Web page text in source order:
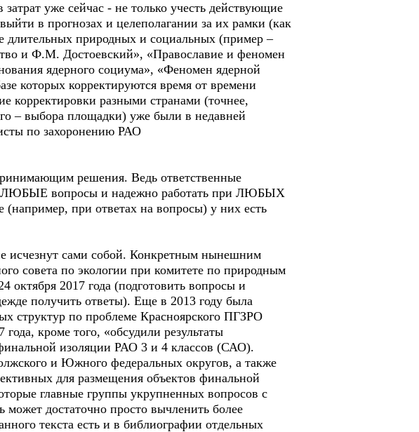
уже сейчас - не только учесть действующие
в прогнозах и целеполагании за их рамки (как
длительных природных и социальных (пример –
и Ф.М. Достоевский», «Православие и феномен
ядерного социума», «Феномен ядерной
которых корректируются время от времени
корректировки разными странами (точнее,
– выбора площадки) уже были в недавней
по захоронению РАО
решения. Ведь ответственные
ЛЮБЫЕ вопросы и надежно работать при ЛЮБЫХ
при ответах на вопросы) у них есть
исчезнут сами собой. Конкретным нынешним
совета по экологии при комитете по природным
октября 2017 года (подготовить вопросы и
получить ответы). Еще в 2013 году была
структур по проблеме Красноярского ПГЗРО
кроме того, «обсудили результаты
изоляции РАО 3 и 4 классов (САО).
и Южного федеральных округов, а также
для размещения объектов финальной
главные группы укрупненных вопросов с
достаточно просто вычленить более
текста есть и в библиографии отдельных